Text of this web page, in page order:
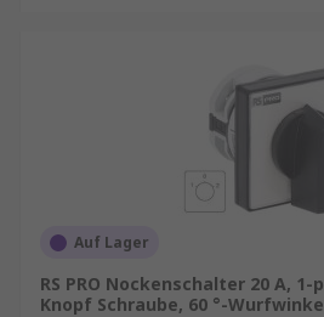
Auf Lager
RS PRO Nockenschalter 20 A,
Knopf Schraube, 60 °-